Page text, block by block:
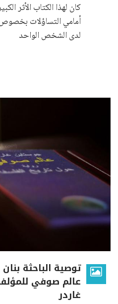
كان لهذا الكتاب الأثر
أمامي التساؤلات بخصوص
لدى الشخص الواحد
توصية الباحثة
عالم صوفي
غاردر